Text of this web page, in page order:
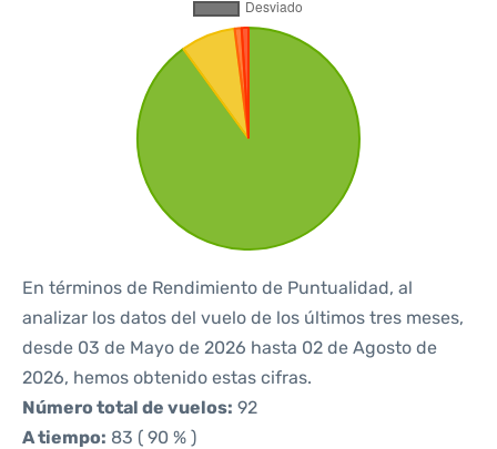
En términos de Rendimiento de Puntualidad, al
analizar los datos del vuelo de los últimos tres meses,
desde 03 de Mayo de 2026 hasta 02 de Agosto de
2026, hemos obtenido estas cifras.
Número total de vuelos: 92
A tiempo: 83 ( 90 % )